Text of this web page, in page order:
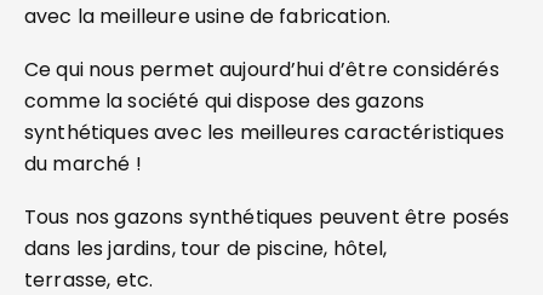
avec la meilleure usine de fabrication.
Ce qui nous permet aujourd’hui d’être considérés
comme la société qui dispose des gazons
synthétiques avec les meilleures caractéristiques
du marché !
Tous nos gazons synthétiques peuvent être posés
dans les jardins, tour de piscine, hôtel,
terrasse, etc.